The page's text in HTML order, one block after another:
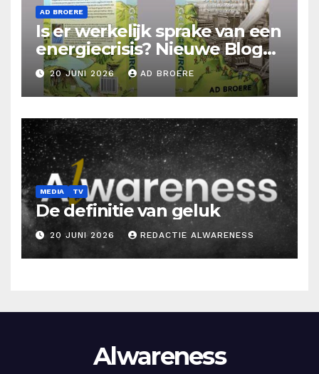
AD BROERE
Is er werkelijk sprake van een
energiecrisis? Nieuwe Blog
Ad Broere
20 JUNI 2026 AD BROERE
MEDIA TV
De definitie van geluk
20 JUNI 2026 REDACTIE ALWARENESS
Alwareness